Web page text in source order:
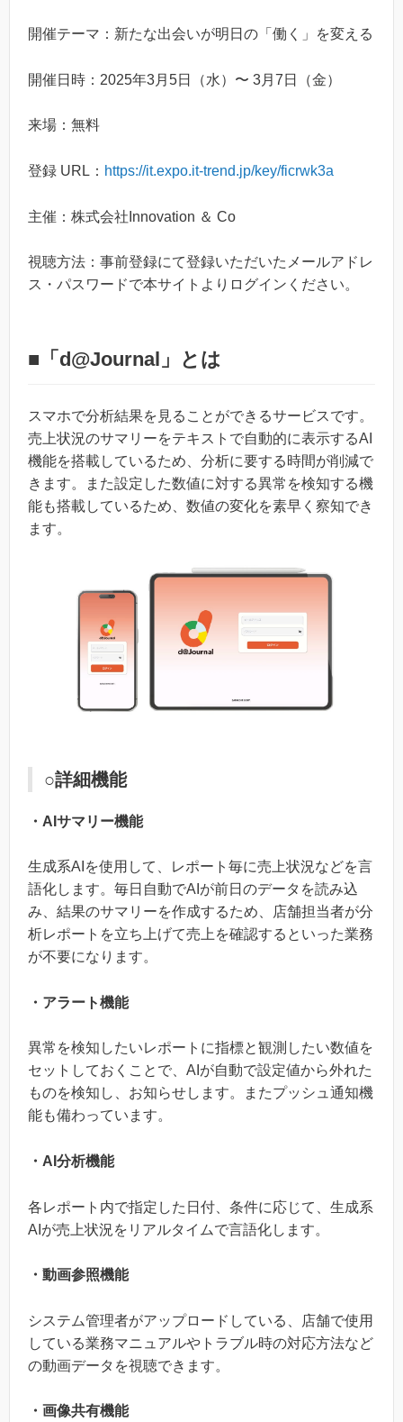
開催テーマ：新たな出会いが明日の「働く」を変える
開催日時：2025年3月5日（水）〜 3月7日（金）
来場：無料
登録 URL： https://it.expo.it-trend.jp/key/ficrwk3a
主催：株式会社Innovation ＆ Co
視聴方法：事前登録にて登録いただいたメールアドレ
ス・パスワードで本サイトよりログインください。
■「d@Journal」とは
スマホで分析結果を見ることができるサービスです。
売上状況のサマリーをテキストで自動的に表示するAI
機能を搭載しているため、分析に要する時間が削減で
きます。また設定した数値に対する異常を検知する機
能も搭載しているため、数値の変化を素早く察知でき
ます。
○詳細機能
・AIサマリー機能
生成系AIを使用して、レポート毎に売上状況などを言
語化します。毎日自動でAIが前日のデータを読み込
み、結果のサマリーを作成するため、店舗担当者が分
析レポートを立ち上げて売上を確認するといった業務
が不要になります。
・アラート機能
異常を検知したいレポートに指標と観測したい数値を
セットしておくことで、AIが自動で設定値から外れた
ものを検知し、お知らせします。またプッシュ通知機
能も備わっています。
・AI分析機能
各レポート内で指定した日付、条件に応じて、生成系
AIが売上状況をリアルタイムで言語化します。
・動画参照機能
システム管理者がアップロードしている、店舗で使用
している業務マニュアルやトラブル時の対応方法など
の動画データを視聴できます。
・画像共有機能